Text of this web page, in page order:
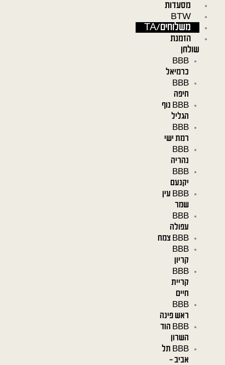
מסעדות
BTW
משלוחים/TA
הזמנת
שולחן
BBB
כרמיאל
BBB
חיפה
BBB נוף
הגליל
BBB
רמת ישי
BBB
נהריה
BBB
יקנעם
BBB עין
שמר
BBB
עפולה
BBB צמח
BBB
קריון
BBB
קריית
חיים
BBB
ראש פינה
BBB הוד
השרון
BBB תל
אביב –